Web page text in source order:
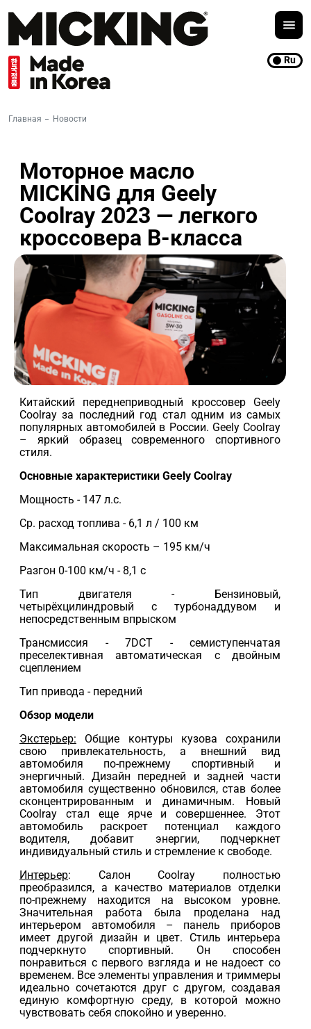
Ru
Главная Новости
Моторное масло
MICKING для Geely
Coolray 2023 — легкого
кроссовера B-класса
Китайский переднеприводный кроссовер Geely
Coolray за последний год стал одним из самых
популярных автомобилей в России. Geely Coolray
– яркий образец современного спортивного
стиля.
Основные характеристики Geely Coolray
Мощность - 147 л.с.
Ср. расход топлива - 6,1 л / 100 км
Максимальная скорость – 195 км/ч
Разгон 0-100 км/ч - 8,1 с
Тип двигателя - Бензиновый,
четырёхцилиндровый c турбонаддувом и
непосредственным впрыском
Трансмиссия - 7DCT - cемиступенчатая
преселективная автоматическая с двойным
сцеплением
Тип привода - передний
Обзор модели
Экстерьер: Общие контуры кузова сохранили
свою привлекательность, а внешний вид
автомобиля по-прежнему спортивный и
энергичный. Дизайн передней и задней части
автомобиля существенно обновился, став более
сконцентрированным и динамичным. Новый
Coolray стал еще ярче и совершеннее. Этот
автомобиль раскроет потенциал каждого
водителя, добавит энергии, подчеркнет
индивидуальный стиль и стремление к свободе.
Интерьер: Салон Coolray полностью
преобразился, а качество материалов отделки
по-прежнему находится на высоком уровне.
Значительная работа была проделана над
интерьером автомобиля – панель приборов
имеет другой дизайн и цвет. Стиль интерьера
подчеркнуто спортивный. Он способен
понравиться с первого взгляда и не надоест со
временем. Все элементы управления и триммеры
идеально сочетаются друг с другом, создавая
единую комфортную среду, в которой можно
чувствовать себя спокойно и уверенно.